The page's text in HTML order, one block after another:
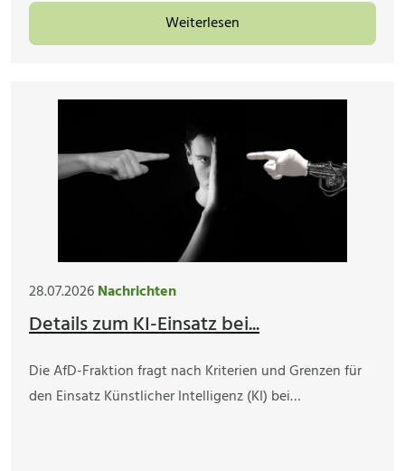
Weiterlesen
28.07.2026Nachrichten
Details zum KI-Einsatz bei...
Die AfD-Fraktion fragt nach Kriterien und Grenzen für
den Einsatz Künstlicher Intelligenz (KI) bei…